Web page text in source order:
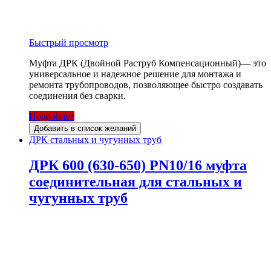
Быстрый просмотр
Муфта ДРК (Двойной Раструб Компенсационный)— это
универсальное и надежное решение для монтажа и
ремонта трубопроводов, позволяющее быстро создавать
соединения без сварки.
Подробнее
Добавить в список желаний
ДРК стальных и чугунных труб
ДРК 600 (630-650) PN10/16 муфта
соединительная для стальных и
чугунных труб